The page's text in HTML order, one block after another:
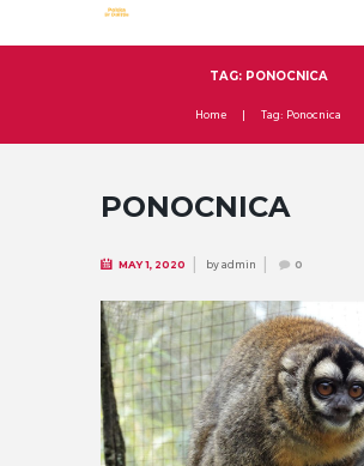
TAG: PONOCNICA
Home Tag: Ponocnica
PONOCNICA
MAY 1, 2020 byadmin 0